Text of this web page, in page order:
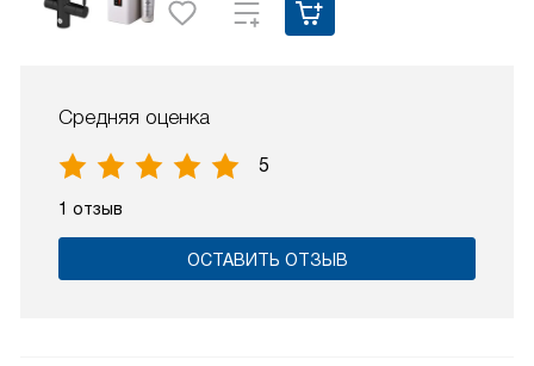
Средняя оценка
5
1 отзыв
ОСТАВИТЬ ОТЗЫВ